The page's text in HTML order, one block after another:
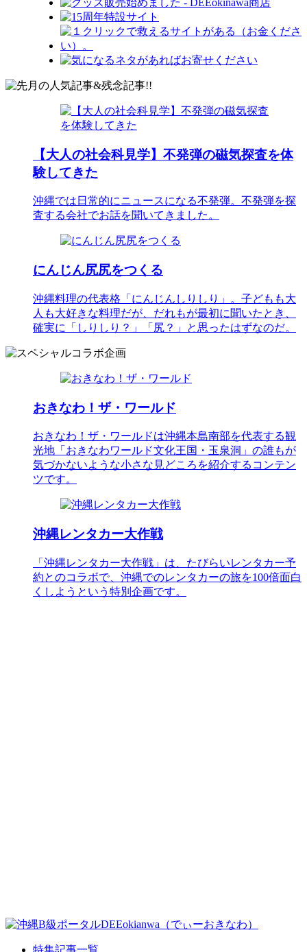
【大人の社会科見学】不発弾の磁気探査を体
験してきた
沖縄では日常的にニュースになる不発弾。不発弾を探
査する会社でお話を聞いてきました。
にんじん尻尻をつくる
沖縄料理の代表格「にんじんしりしり」。子どもも大
人も大好きな料理だが、だれもが最初に聞いたとき、
確実に「しりしり？」「尻？」と思ったはずなのだ。
おきなわ！ザ・ワールド
おきなわ！ザ・ワールドは沖縄本島南部を代表する観
光地「おきなわワールド文化王国・玉泉洞」の誰もが
気づかないような小さな見どころを紹介するコンテン
ツです。
沖縄レンタカー大作戦
「沖縄レンタカー大作戦」は、たびらいレンタカー予
約とのコラボで、沖縄でのレンタカーの旅を100倍面白
くしようという特別企画です。
特集記事一覧